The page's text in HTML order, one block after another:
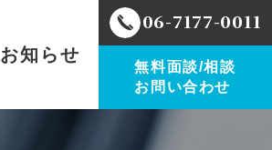
お知らせ
06-7177-0011
無料面談/相談
お問い合わせ